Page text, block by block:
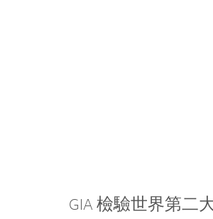
GIA 檢驗世界第二